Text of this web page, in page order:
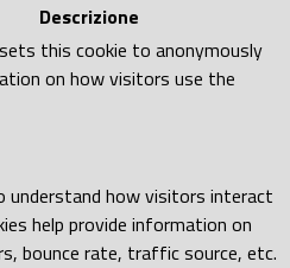
Descrizione
this cookie to anonymously
on how visitors use the
understand how visitors interact
help provide information on
bounce rate, traffic source, etc.